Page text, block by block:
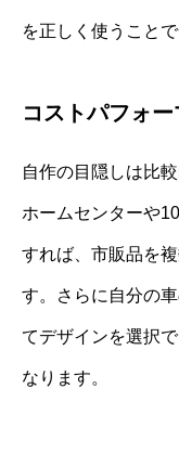
を正しく使うこと
コストパフォ
自作の目隠しは比
ホームセンターや
すれば、市販品を
す。さらに自分の
てデザインを選択
なります。